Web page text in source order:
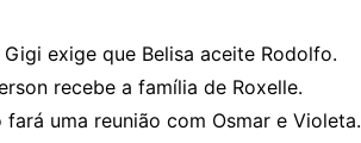
exige que Belisa aceite Rodolfo.
recebe a família de Roxelle.
uma reunião com Osmar e